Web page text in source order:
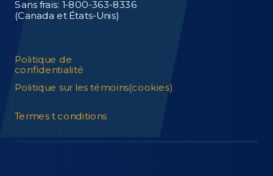
Sans frais: 1-800-363-8336
(Canada et États-Unis)
Politique de
confidentialité
Politique sur les témoins(cookies)
Termes ​t conditions